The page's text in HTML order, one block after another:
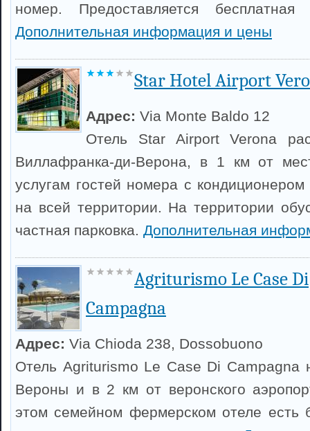
номер. Предоставляется бесплатная
Дополнительная информация и цены
Star Hotel Airport
Адрес: Via Monte Baldo 12
Отель Star Airport Verona
Виллафранка-ди-Верона, в 1 км от
услугам гостей номера с
на всей территории. На территории
частная парковка. Дополнительная
Agriturismo Le Case Di
Campagna
Адрес: Via Chioda 238, Dossobuono
Отель Agriturismo Le Case Di Campagna
Вероны и в 2 км от веронского
этом семейном фермерском отеле есть